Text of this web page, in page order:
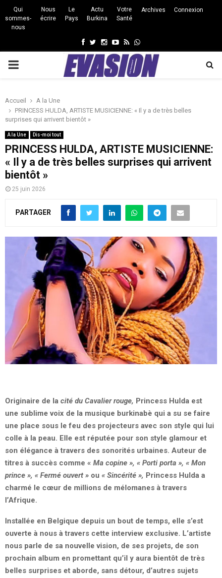
Qui
sommes-
nous
Nous
écrire
Le
Pays
Actu
Burkina
Votre
Santé
Archives Connexion
Facebook
Twitter
Instagram
Youtube
RssWhatsapp
PRIMARY
Accueil
A la Une
PRINCESS HULDA, ARTISTE MUSICIENNE: « Il y a de très belles
surprises qui arrivent bientôt »
A la Une Dis-moi tout
PRINCESS HULDA, ARTISTE MUSICIENNE:
« Il y a de très belles surprises qui arrivent
bientôt »
25 juin 2026
PARTAGER
Originaire de la cité du Cavalier rouge, Princess Hulda est
une sublime voix de la musique burkinabè qui a su se faire
une place sous le feu des projecteurs avec son style qui lui
colle à la peau. Elle est réputée pour son style glamour et
son élégance à travers des sonorités urbaines. Auteur de
titres à succès comme « Ma copine », « Porti porta », « Mon
prince », « Fermé ouvert » ou « Sincérité », Princess Hulda a
charmé le cœur de millions de mélomanes à travers
l’Afrique.
Installée en Belgique depuis un bout de temps, elle s’est
ouverte à nous à travers cette interview exclusive. L’artiste
nous parle de sa nouvelle vision, de ses projets, de son
prochain album en promettant qu’il y aura bientôt de très
belles surprises et aborde, sans détour, d’autres sujets